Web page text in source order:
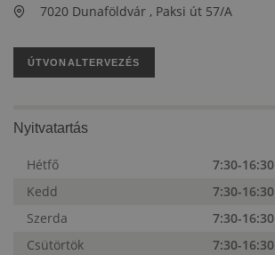
7020 Dunaföldvár , Paksi út 57/A
ÚTVONALTERVEZÉS
Nyitvatartás
Hétfő
7:30-16:30
Kedd
7:30-16:30
Szerda
7:30-16:30
Csütörtök
7:30-16:30